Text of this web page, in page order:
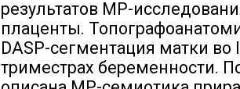
результатов MP-
плаценты.
DASP-сегментация матки во
триместрах беременности.